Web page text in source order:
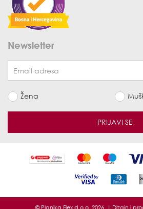
Newsletter
Žena
PRIJAVI SE
© Planika Flex d.o.o. 2026. | Dizajn i